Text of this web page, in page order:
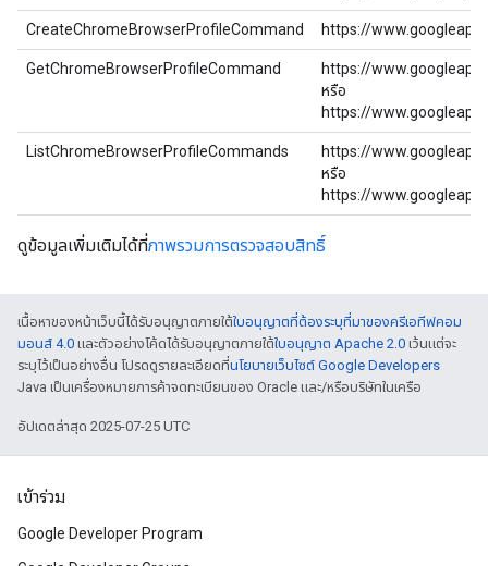
CreateChromeBrowserProfileCommand https://
GetChromeBrowserProfileCommand
https://
หรือ
https://
ListChromeBrowserProfileCommands
https://
หรือ
https://
ดูข้อมูลเพิ่มเติมได้ที่ภาพรวมการตรวจสอบสิทธิ์
เนื้อหาของหน้าเว็บนี้ได้รับอนุญาตภายใต้ใบอนุญาตที่ต้องระบุที่มาของครีเอทีฟคอม
มอนส์ 4.0 และตัวอย่างโค้ดได้รับอนุญาตภายใต้ใบอนุญาต Apache 2.0 เว้นแต่จะ
ระบุไว้เป็นอย่างอื่น โปรดดูรายละเอียดที่นโยบายเว็บไซต์ Google Developers
Java เป็นเครื่องหมายการค้าจดทะเบียนของ Oracle และ/หรือบริษัทในเครือ
อัปเดตล่าสุด 2025-07-25 UTC
เข้าร่วม
Google Developer Program